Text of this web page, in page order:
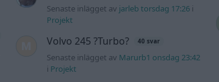
Senaste inlägget av jarleb torsdag 17:26i
Projekt
Volvo 245 ?Turbo? 40 svar
Senaste inlägget av Marurb1 onsdag 23:42
i Projekt